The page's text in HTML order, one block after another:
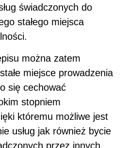
świadczonych do
stałego miejsca
można zatem
miejsce prowadzenia
się cechować
stopniem
któremu możliwe jest
usług jak również bycie
przez innych